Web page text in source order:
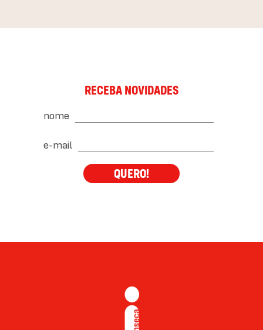
RECEBA NOVIDADES
nome
e-mail
QUERO!